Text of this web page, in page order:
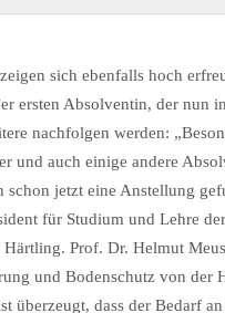
sich ebenfalls hoch
ersten Absolventin, der nun
nachfolgen werden:
und auch einige andere
schon jetzt eine Anstellung
für Studium und Lehre
Härtling. Prof. Dr. Helmut
und Bodenschutz von der
überzeugt, dass der Bedarf